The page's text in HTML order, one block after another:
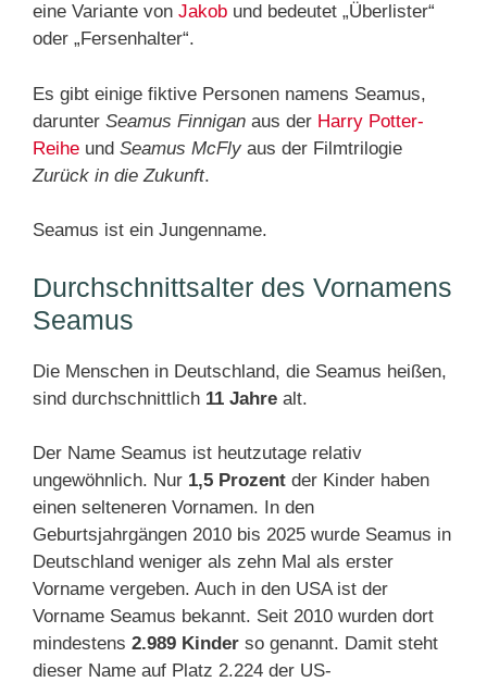
eine Variante von Jakob und bedeutet „Überlister“
oder „Fersenhalter“.
Es gibt einige fiktive Personen namens Seamus,
darunter Seamus Finnigan aus der Harry Potter-
Reihe und Seamus McFly aus der Filmtrilogie
Zurück in die Zukunft.
Seamus ist ein Jungenname.
Durchschnittsalter des Vornamens
Seamus
Die Menschen in Deutschland, die Seamus heißen,
sind durchschnittlich 11 Jahre alt.
Der Name Seamus ist heutzutage relativ
ungewöhnlich. Nur 1,5 Prozent der Kinder haben
einen selteneren Vornamen. In den
Geburtsjahrgängen 2010 bis 2025 wurde Seamus in
Deutschland weniger als zehn Mal als erster
Vorname vergeben. Auch in den USA ist der
Vorname Seamus bekannt. Seit 2010 wurden dort
mindestens 2.989 Kinder so genannt. Damit steht
dieser Name auf Platz 2.224 der US-